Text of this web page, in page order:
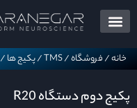
خانه/فروشگاه/
TMS
/پکیج ها/
پکیج دوم دستگاه R20